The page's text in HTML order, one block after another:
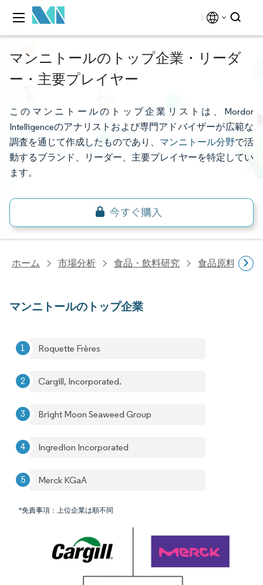
マンニトールのトップ企業・リーダ
ー・主要プレイヤー
このマンニトールのトップ企業リストは、Mordor
Intelligenceのアナリストおよび専門アドバイザーが広範な
調査を通じて作成したものであり、 マンニトール分野で活
動するブランド、リーダー、主要プレイヤーを特定してい
ます。
ホーム 市場分析 食品・飲料研究 食品原料・食
マンニトールのトップ企業
Roquette Frères
Cargill, Incorporated.
Bright Moon Seaweed Group
Ingredion Incorporated
Merck KGaA
*免責事項：上位企業は順不同